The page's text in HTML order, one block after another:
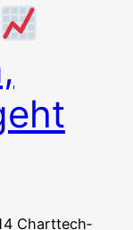
Chart­tech­